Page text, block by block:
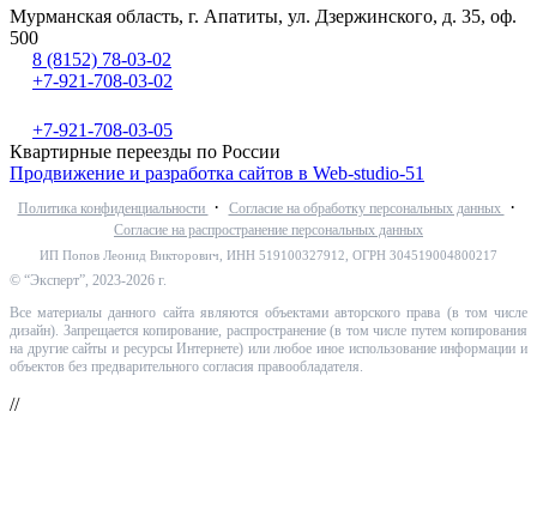
Мурманская область, г. Апатиты, ул. Дзержинского, д. 35, оф.
500
8 (8152) 78-03-02
+7-921-708-03-02
+7-921-708-03-05
Квартирные переезды по России
Продвижение и разработка сайтов в Web-studio-51
Политика конфиденциальности · Согласие на обработку персональных данных ·
Согласие на распространение персональных данных
ИП Попов Леонид Викторович, ИНН 519100327912, ОГРН 304519004800217
© “Эксперт”, 2023-2026 г.
Все материалы данного сайта являются объектами авторского права (в том числе
дизайн). Запрещается копирование, распространение (в том числе путем копирования
на другие сайты и ресурсы Интернете) или любое иное использование информации и
объектов без предварительного согласия правообладателя.
//